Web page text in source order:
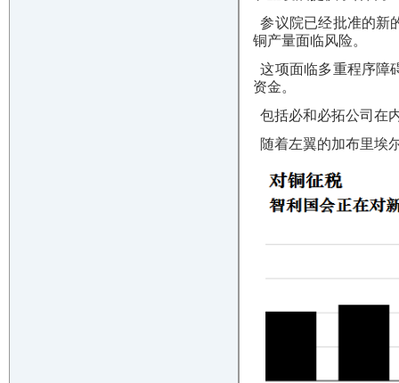
参议院已经批准的新
铜产量面临风险。
这项面临多重程序障
资金。
包括必和必拓公司在
随着左翼的加布里埃